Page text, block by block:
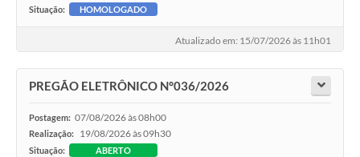
Contas Públicas
Editais
Telefones Úteis
Jornal
Agenda
Situação: HOMOLOGADO
Atualizado em: 15/07/2026 às 11h01
PREGÃO ELETRÔNICO N°036/2026
Postagem: 07/08/2026 às 08h00
Realização: 19/08/2026 às 09h30
Situação: ABERTO